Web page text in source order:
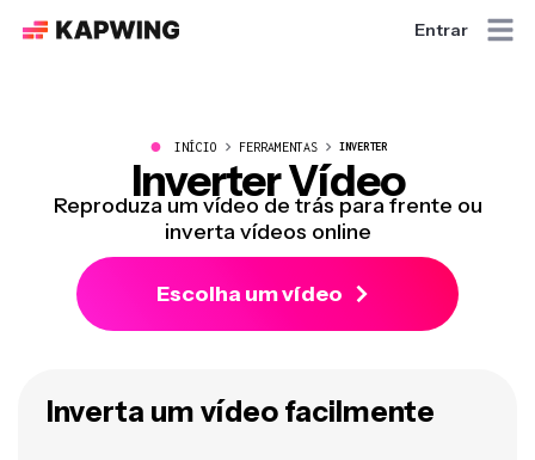
Entrar
● INÍCIO FERRAMENTAS INVERTER
Inverter Vídeo
Reproduza um vídeo de trás para frente ou
inverta vídeos online
Escolha um vídeo
Inverta um vídeo facilmente